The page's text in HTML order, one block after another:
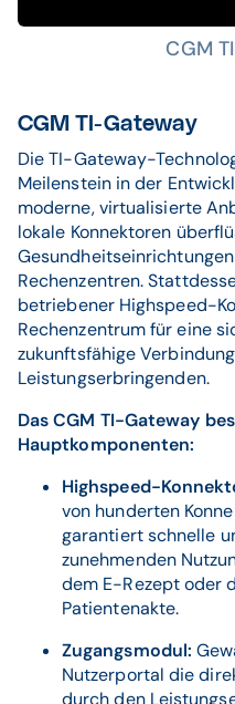
CGM TI-Gateway
Die TI-Gateway-
Meilenstein in der
moderne, virtualisierte
lokale Konnektoren
Rechenzentren.
betriebener Highspeed-
Rechenzentrum für eine
zukunftsfähige
Leistungserbringenden.
Das CGM TI-Gateway
Hauptkomponenten:
Highspeed-
von hunderten
garantiert schnelle
zunehmenden
dem E-Rezept oder
Patientenakte.
Zugangsmodul:
Nutzerportal die
durch den
CGM